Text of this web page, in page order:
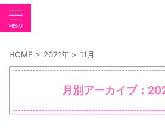
HOME > 2021年 > 11月
月別アーカイブ：